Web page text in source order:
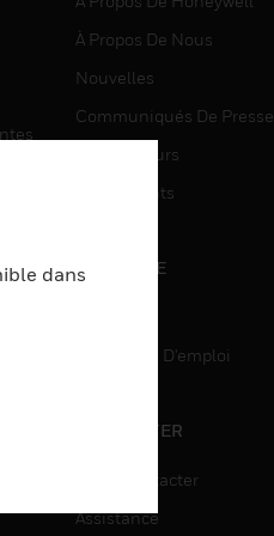
À Propos De Nous
Nouvelles
Communiqués De Presse
Investisseurs
Événements
CARRIÈRE
Recherche D'emploi
CONTACTER
Nous Contacter
Assistance
dans